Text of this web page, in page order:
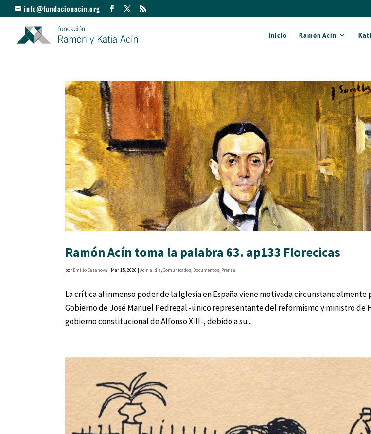
info@fundacionacin.org
Inicio Ramón Acín
Ramón Acín toma la palabra 63. ap133 Florecicas
por Emilio Casanova Mar 15, 2026 |Acín al día,Comunicados, Documentos, Prensa
La crítica al inmenso poder de la Iglesia en España viene motivada circunstancialmente
Gobierno de José Manuel Pedregal -único representante del reformismo y ministro de
gobierno constitucional de Alfonso XIII-, debido a su...